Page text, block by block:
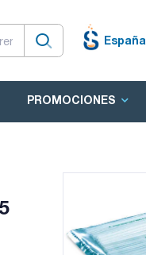
España
PROMOCIONES